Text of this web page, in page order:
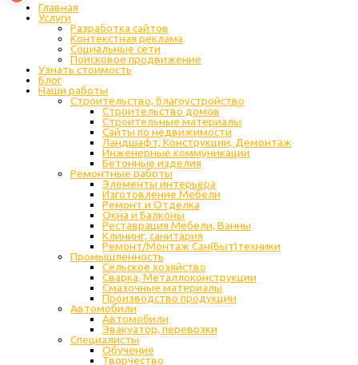
Главная
Услуги
Разработка сайтов
Контекстная реклама
Социальные сети
Поисковое продвижение
Узнать стоимость
Блог
Наши работы
Строительство, благоустройство
Строительство домов
Строительные материалы
Сайты по недвижимости
Ландшафт, Конструкции, Демонтаж
Инженерные коммуникации
Бетонные изделия
Ремонтные работы
Элементы интерьера
Изготовление Мебели
Ремонт и Отделка
Окна и Балконы
Реставрация Мебели, Ванны
Клининг, санитария
Ремонт/Монтаж Сан(Быт)техники
Промышленность
Cельское хозяйство
Сварка, Металлоконструкции
Cмазочные материалы
Производство продукции
Автомобили
Автомобили
Эвакуатор, перевозки
Специалисты
Обучение
Творчество